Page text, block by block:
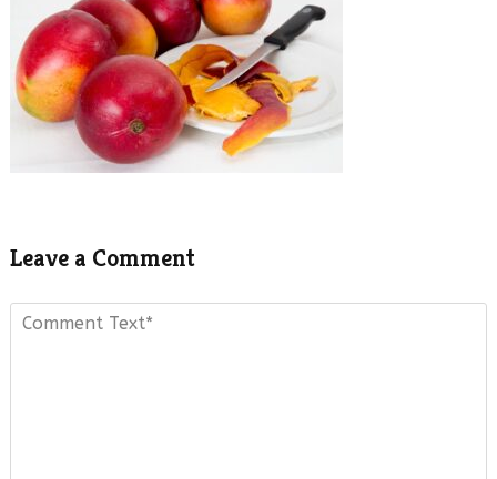
Leave a Comment